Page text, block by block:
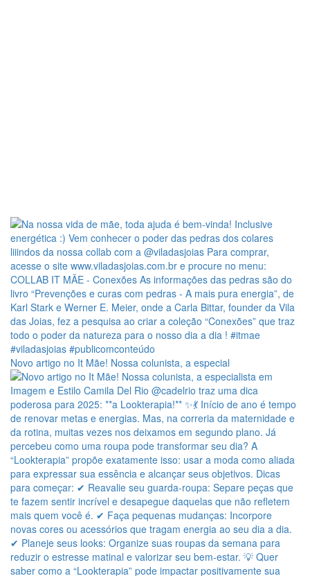
Novo artigo no It Mãe! Nossa colunista, a especial